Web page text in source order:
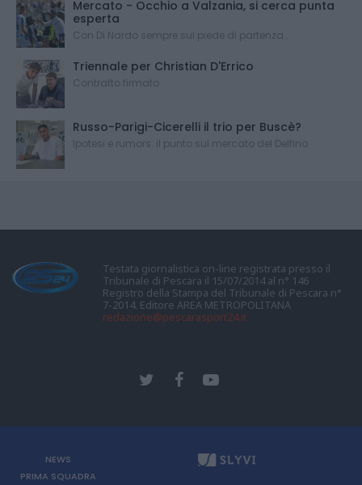
Mercato - Occhio a Valzania, si cerca punta
esperta
Con Di Nardo sempre sul piede di partenza...
Triennale per Christian D'Errico
Contratto firmato
Russo-Parigi-Cicerelli il trio per Buscè?
Ipotesi e rumors: il punto sul mercato del Delfino
Testata giornalistica on-line registrata presso il
Tribunale di Pescara il 15/07/2014 al n° 146
Registro della Stampa del Tribunale di Pescara n°
7-2014. Editore AREA METROPOLITANA
redazione@pescarasport24.it
NEWS
PRIMA SQUADRA